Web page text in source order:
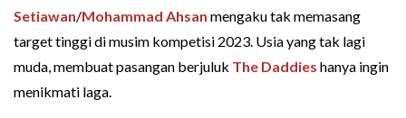
Setiawan/Mohammad Ahsan mengaku tak memasang
target tinggi di musim kompetisi 2023. Usia yang tak lagi
muda, membuat pasangan berjuluk The Daddies hanya ingin
menikmati laga.